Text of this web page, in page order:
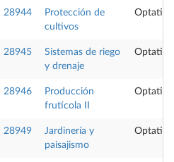
28944
Protección de
cultivos
Optativa
28945
Sistemas de riego
y drenaje
Optativa
28946
Producción
frutícola II
Optativa
28949
Jardinería y
paisajismo
Optativa